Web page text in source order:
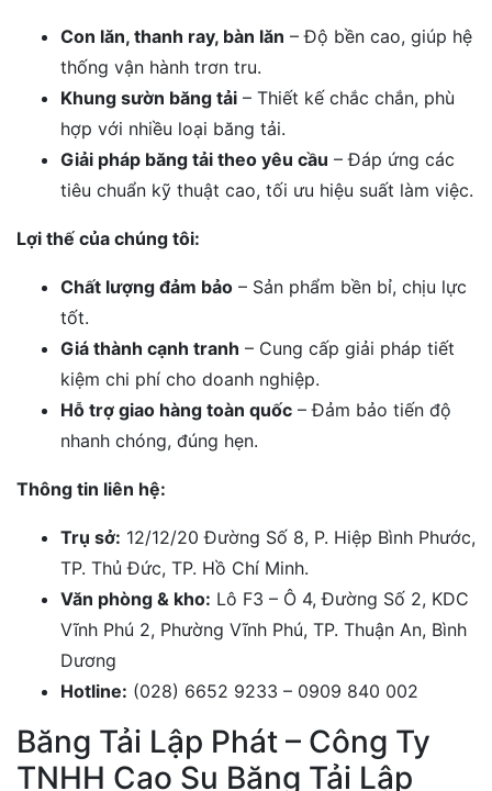
Con lăn, thanh ray, bàn lăn – Độ bền cao, giúp hệ
thống vận hành trơn tru.
Khung sườn băng tải – Thiết kế chắc chắn, phù
hợp với nhiều loại băng tải.
Giải pháp băng tải theo yêu cầu – Đáp ứng các
tiêu chuẩn kỹ thuật cao, tối ưu hiệu suất làm việc.
Lợi thế của chúng tôi:
Chất lượng đảm bảo – Sản phẩm bền bỉ, chịu lực
tốt.
Giá thành cạnh tranh – Cung cấp giải pháp tiết
kiệm chi phí cho doanh nghiệp.
Hỗ trợ giao hàng toàn quốc – Đảm bảo tiến độ
nhanh chóng, đúng hẹn.
Thông tin liên hệ:
Trụ sở: 12/12/20 Đường Số 8, P. Hiệp Bình Phước,
TP. Thủ Đức, TP. Hồ Chí Minh.
Văn phòng & kho: Lô F3 – Ô 4, Đường Số 2, KDC
Vĩnh Phú 2, Phường Vĩnh Phú, TP. Thuận An, Bình
Dương
Hotline: (028) 6652 9233 – 0909 840 002
Băng Tải Lập Phát – Công Ty
TNHH Cao Su Băng Tải Lập